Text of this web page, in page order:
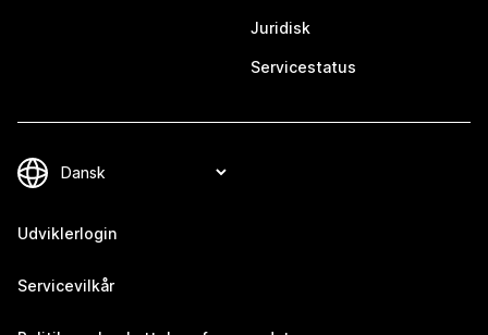
Juridisk
Servicestatus
Udviklerlogin
Servicevilkår